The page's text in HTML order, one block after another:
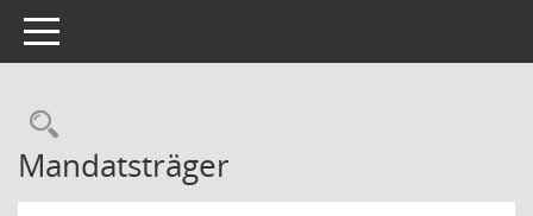
Toggle navigation
Rechercheauswahl
Mandatsträger